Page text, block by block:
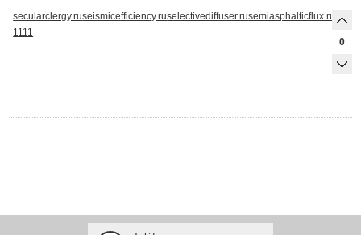
secularclergy.ruseismicefficiency.ruselectivediffuser.rusemiasphalticflux.ru
1111
0